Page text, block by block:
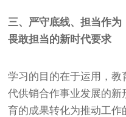
三、严守底线、担当作为
畏敢担当的新时代要求
学习的目的在于运用，
代供销合作事业发展的
育的成果转化为推动工